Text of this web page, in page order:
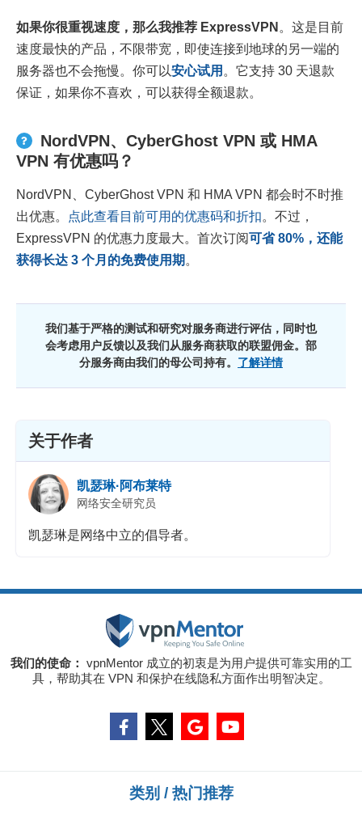
如果你很重视速度，那么我推荐 ExpressVPN 。这是目前
速度最快的产品，不限带宽，即使连接到地球的另一端的
服务器也不会拖慢。你可以安心试用 。它支持 30 天退款
保证，如果你不喜欢，可以获得全额退款。
NordVPN、CyberGhost VPN 或 HMA
VPN 有优惠吗？
NordVPN、CyberGhost VPN 和 HMA VPN 都会时不时推
出优惠。
点此查看目前可用的优惠码和折扣。不过，
ExpressVPN 的优惠力度最大。首次订阅可省80%，还能
获得长达 3 个月的免费使用期 。
我们基于严格的测试和研究对服务商进行评估，同时也
会考虑用户反馈以及我们从服务商获取的联盟佣金。部
分服务商由我们的母公司持有。 了解详情
关于作者
凯瑟琳·阿布莱特
网络安全研究员
凯瑟琳是网络中立的倡导者。
我们的使命： vpnMentor 成立的初衷是为用户提供可靠实用的工
具，帮助其在 VPN 和保护在线隐私方面作出明智决定。
类别 / 热门推荐